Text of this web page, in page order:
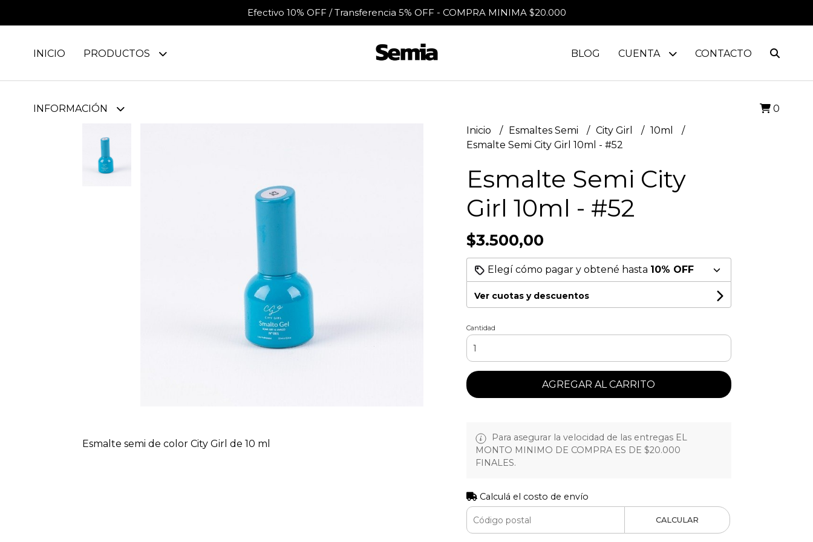
Efectivo 10% OFF / Transferencia 5% OFF - COMPRA MINIMA $20.000
INICIO PRODUCTOS
INFORMACIÓN
BLOG CUENTA CONTACTO
0
Esmalte semi de color City Girl de 10 ml
Inicio Esmaltes Semi City Girl
10ml
Esmalte Semi City Girl 10ml - #52
Esmalte Semi City
Girl 10ml - #52
$3.500,00
Elegí cómo pagar y obtené hasta 10% OFF
Ver cuotas y descuentos
Cantidad
AGREGAR AL CARRITO
Para asegurar la velocidad de las entregas EL
MONTO MINIMO DE COMPRA ES DE $20.000
FINALES.
Calculá el costo de envío
CALCULAR